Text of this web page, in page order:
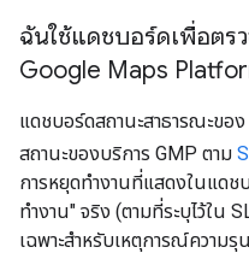
ฉันใช้แดชบอร์ดเพื่อตรว
Google Maps
แดชบอร์ดสถานะสาธารณะขอ
สถานะของบริการ GMP ตาม
การหยุดทำงานที่แสดงในแดช
ทำงาน" จริง (ตามที่ระบุไว้ใน
เฉพาะสำหรับเหตุการณ์ความรุ